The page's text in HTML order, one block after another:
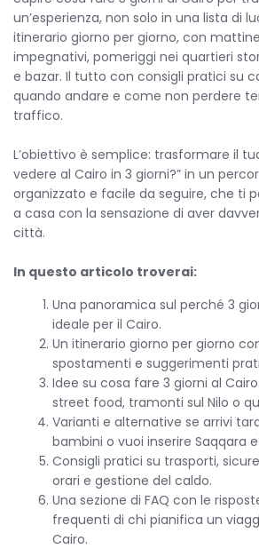
un’esperienza, non solo in una lista di
itinerario giorno per giorno, con
impegnativi, pomeriggi nei quartieri
e bazar. Il tutto con consigli pratici su
quando andare e come non perdere
traffico.
L’obiettivo è semplice: trasformare il
vedere al Cairo in 3 giorni?” in un
organizzato e facile da seguire, che ti
a casa con la sensazione di aver
città.
In questo articolo troverai:
Una panoramica sul perché 3
ideale per il Cairo.
Un itinerario giorno per giorno
spostamenti e suggerimenti
Idee su cosa fare 3 giorni al
street food, tramonti sul Nilo o
Varianti e alternative se arrivi
bambini o vuoi inserire Saqqara
Consigli pratici su trasporti,
orari e gestione del caldo.
Una sezione di FAQ con le
frequenti di chi pianifica un
Cairo.